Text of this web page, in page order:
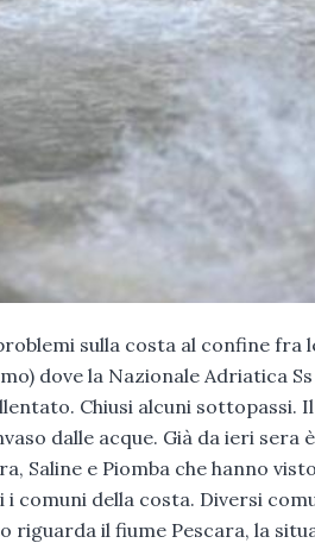
sulla costa al confine fra
dove la Nazionale Adriatica
Chiusi alcuni sottopassi.
dalle acque. Già da ieri sera
Saline e Piomba che hanno
comuni della costa. Diversi
il fiume Pescara, la